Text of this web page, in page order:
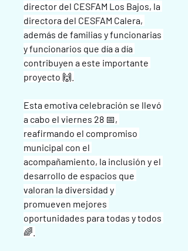
director del CESFAM Los Bajos, la
directora del CESFAM Calera,
además de familias y funcionarias
y funcionarios que día a día
contribuyen a este importante
proyecto 🙌.
Esta emotiva celebración se llevó
a cabo el viernes 28 📅,
reafirmando el compromiso
municipal con el
acompañamiento, la inclusión y el
desarrollo de espacios que
valoran la diversidad y
promueven mejores
oportunidades para todas y todos
🌈.